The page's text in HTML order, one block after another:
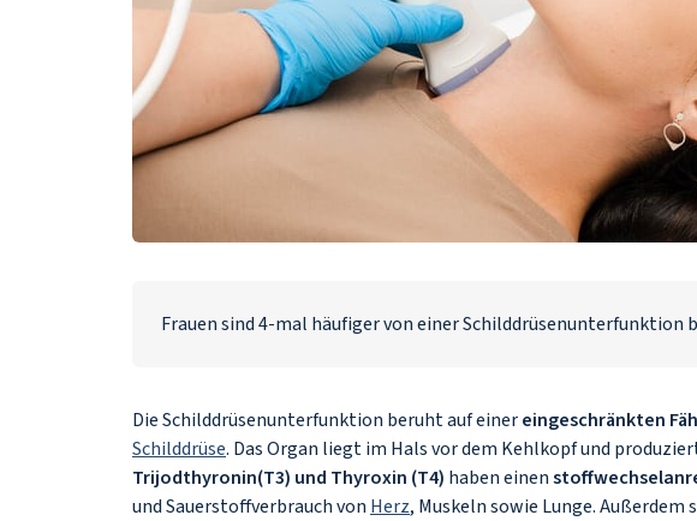
Frauen sind 4-mal häufiger von einer Schilddrüsenunterfunktion
Die Schilddrüsenunterfunktion beruht auf einereingeschränkten
Schilddrüse. Das Organ liegt im Hals vor dem Kehlkopf und
Trijodthyronin(T3) und Thyroxin (T4) haben einen
und Sauerstoffverbrauch von Herz, Muskeln sowie Lunge. Außerdem